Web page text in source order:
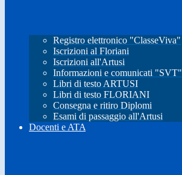
Registro elettronico "ClasseViva"
Iscrizioni al Floriani
Iscrizioni all'Artusi
Informazioni e comunicati "SVT"
Libri di testo ARTUSI
Libri di testo FLORIANI
Consegna e ritiro Diplomi
Esami di passaggio all'Artusi
Docenti e ATA